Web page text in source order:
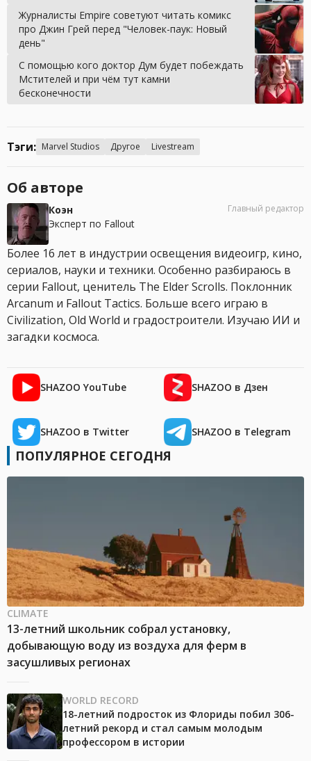
Журналисты Empire советуют читать комикс
про Джин Грей перед "Человек-паук: Новый
день"
С помощью кого доктор Дум будет побеждать
Мстителей и при чём тут камни
бесконечности
Тэги: Marvel Studios Другое Livestream
Об авторе
Коэн
Эксперт по Fallout
Главный редактор
Более 16 лет в индустрии освещения видеоигр, кино,
сериалов, науки и техники. Особенно разбираюсь в
серии Fallout, ценитель The Elder Scrolls. Поклонник
Arcanum и Fallout Tactics. Больше всего играю в
Civilization, Old World и градостроители. Изучаю ИИ и
загадки космоса.
SHAZOO YouTube SHAZOO в Дзен
SHAZOO в Twitter SHAZOO в Telegram
ПОПУЛЯРНОЕ СЕГОДНЯ
CLIMATE
13-летний школьник собрал установку,
добывающую воду из воздуха для ферм в
засушливых регионах
WORLD RECORD
18-летний подросток из Флориды побил 306-
летний рекорд и стал самым молодым
профессором в истории